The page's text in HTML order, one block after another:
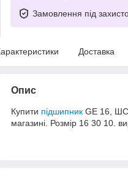
Замовлення під
Доставка
Опис
Купити підшипник GE 16,
магазині. Розмір 16 30 10.